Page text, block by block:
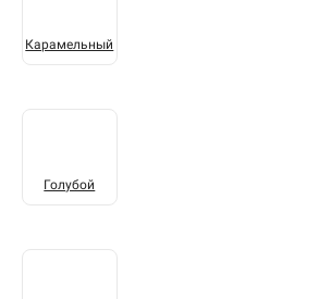
Карамельный
Голубой